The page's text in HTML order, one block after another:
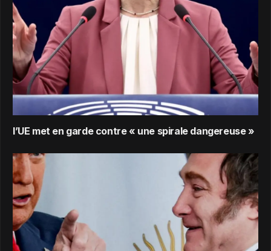
l’UE met en garde contre « une spirale dangereuse »